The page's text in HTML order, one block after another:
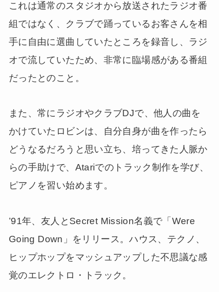
これは通常のスタジオから放送されたラジオ番
組ではなく、クラブで踊っているお客さんを相
手に自由に選曲していたところを録音し、ラジ
オで流していたため、非常に臨場感がある番組
だったとのこと。
また、常にラジオやクラブDJで、他人の曲を
かけていたロビンは、自分自身が曲を作ったら
どうなるだろうと思い立ち、培ってきた人脈か
らの手助けで、Atariでのトラック制作を学び、
ピアノを習い始めます。
’91年、友人とSecret Mission名義で「Were
Going Down」をリリース。ハウス、テクノ、
ヒップホップをマッシュアップした不思議な感
覚のエレクトロ・トラック。